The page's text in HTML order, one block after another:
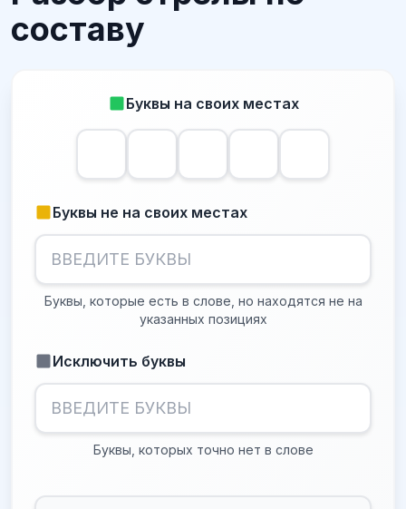
составу
Буквы на своих местах
Буквы не на своих местах
Буквы, которые есть в слове, но находятся не на
указанных позициях
Исключить буквы
Буквы, которых точно нет в слове